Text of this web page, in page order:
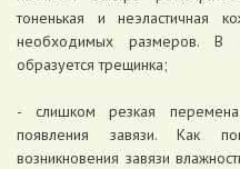
тоненькая и неэластичная
необходимых размеров. В
образуется трещинка;
- слишком резкая
появления завязи. Как
возникновения завязи